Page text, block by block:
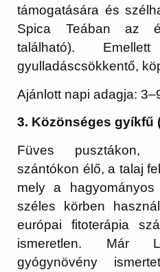
támogatására és
Spica Teában az
található). Emellett
gyulladáscsökkentő,
Ajánlott napi adagja:
3. Közönséges gyíkfű
Füves pusztákon,
szántókon élő, a talaj
mely a
széles körben
európai fitoterápia
ismeretlen. Már
gyógynövény